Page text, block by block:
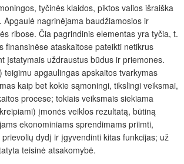
tyčinės klaidos, piktos valios išraiška
Apgaulė nagrinėjama baudžiamosios ir
ribose. Čia pagrindinis elementas yra tyčia, t.
finansinėse ataskaitose pateikti netikrus
įstatymais uždraustus būdus ir priemones.
teigimu apgaulingas apskaitos tvarkymas
kaip bet kokie sąmoningi, tikslingi veiksmai,
procese; tokiais veiksmais siekiama
įmonės veiklos rezultatą, būtiną
ekonominiams sprendimams priimti,
dydį ir įgyvendinti kitas funkcijas; už
teisinė atsakomybė.